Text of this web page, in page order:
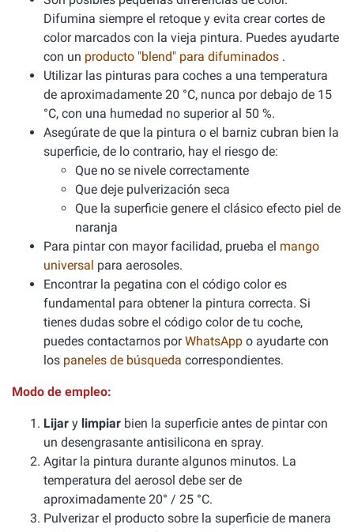
Difumina siempre el retoque y evita crear cortes de
color marcados con la vieja pintura. Puedes ayudarte
con un producto "blend" para difuminados .
Utilizar las pinturas para coches a una temperatura
de aproximadamente 20 °C, nunca por debajo de 15
°C, con una humedad no superior al 50 %.
Asegúrate de que la pintura o el barniz cubran bien la
superficie, de lo contrario, hay el riesgo de:
Que no se nivele correctamente
Que deje pulverización seca
Que la superficie genere el clásico efecto piel de
naranja
Para pintar con mayor facilidad, prueba el mango
universal para aerosoles.
Encontrar la pegatina con el código color es
fundamental para obtener la pintura correcta. Si
tienes dudas sobre el código color de tu coche,
puedes contactarnos porWhatsApp o ayudarte con
los paneles de búsqueda correspondientes.
Modo de empleo:
Lijar y limpiar bien la superficie antes de pintar con
un desengrasante antisilicona en spray.
Agitar la pintura durante algunos minutos. La
temperatura del aerosol debe ser de
aproximadamente 20° / 25 °C.
Pulverizar el producto sobre la superficie de manera